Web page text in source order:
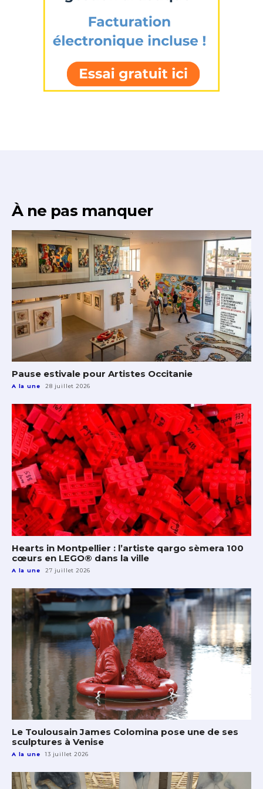
À ne pas manquer
Pause estivale pour Artistes Occitanie
A la une 28 juillet 2026
Hearts in Montpellier : l’artiste qargo sèmera 100
cœurs en LEGO® dans la ville
A la une 27 juillet 2026
Le Toulousain James Colomina pose une de ses
sculptures à Venise
A la une 13 juillet 2026